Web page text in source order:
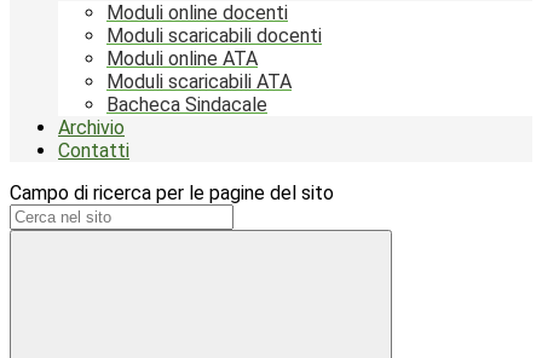
Moduli online docenti
Moduli scaricabili docenti
Moduli online ATA
Moduli scaricabili ATA
Bacheca Sindacale
Archivio
Contatti
Campo di ricerca per le pagine del sito